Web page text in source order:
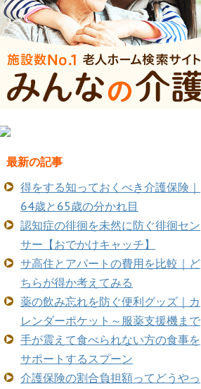
最新の記事
得をする知っておくべき介護保険｜
64歳と65歳の分かれ目
認知症の徘徊を未然に防ぐ徘徊セン
サー【おでかけキャッチ】
サ高住とアパートの費用を比較｜ど
ちらが得か考えてみる
薬の飲み忘れを防ぐ便利グッズ｜カ
レンダーポケット～服薬支援機まで
手が震えて食べられない方の食事を
サポートするスプーン
介護保険の割合負担額ってどうやっ